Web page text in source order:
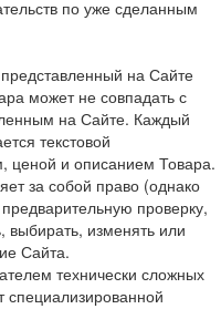
по уже сделанным
на Сайте
может не совпадать с
на Сайте. Каждый
текстовой
ценой и описанием Товара.
за собой право (однако
проверку,
выбирать, изменять или
Сайта.
технически сложных
специализированной